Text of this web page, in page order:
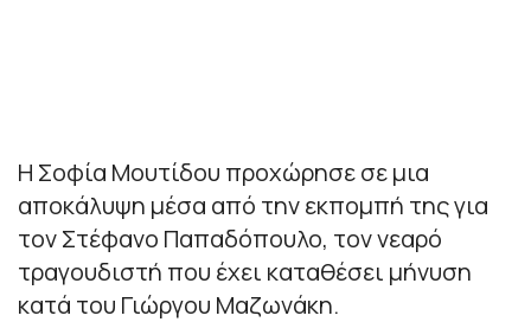
Η Σοφία Μουτίδου προχώρησε σε μια
αποκάλυψη μέσα από την εκπομπή της για
τον Στέφανο Παπαδόπουλο, τον νεαρό
τραγουδιστή που έχει καταθέσει μήνυση
κατά του Γιώργου Μαζωνάκη.